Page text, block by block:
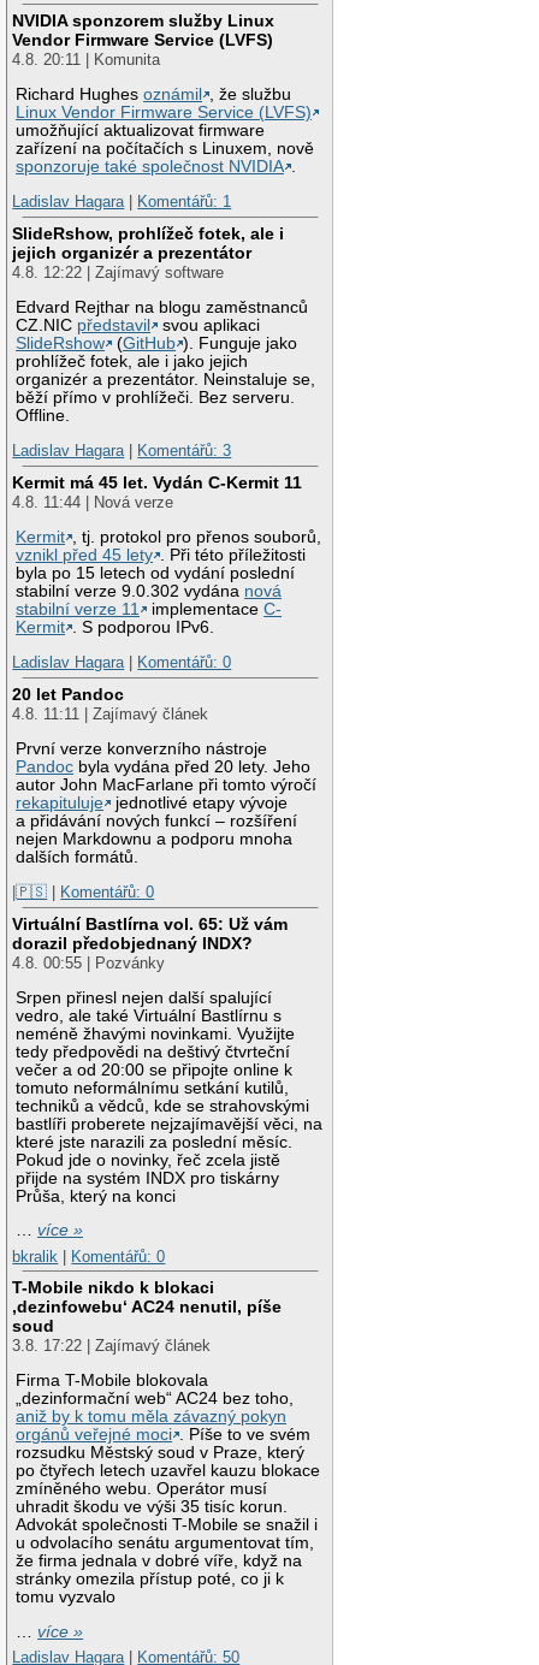
NVIDIA sponzorem služby Linux
Vendor Firmware Service (LVFS)
4.8. 20:11 | Komunita
Richard Hughesoznámil
, že službu
Linux Vendor Firmware Service (LVFS)
umožňující aktualizovat firmware
zařízení na počítačích s Linuxem, nově
sponzoruje také společnost NVIDIA
Ladislav Hagara| Komentářů: 1
SlideRshow, prohlížeč fotek, ale i
jejich organizér a prezentátor
4.8. 12:22 | Zajímavý software
Edvard Rejthar na blogu zaměstnanců
CZ.NIC představil
svou aplikaci
SlideRshow
(GitHub ). Funguje jako
prohlížeč fotek, ale i jako jejich
organizér a prezentátor. Neinstaluje se,
běží přímo v prohlížeči. Bez serveru.
Offline.
Ladislav Hagara| Komentářů: 3
Kermit má 45 let. Vydán C-Kermit 11
4.8. 11:44 | Nová verze
Kermit
, tj. protokol pro přenos souborů,
vznikl před 45 lety
. Při této příležitosti
byla po 15 letech od vydání poslední
stabilní verze 9.0.302 vydána nová
stabilní verze 11
implementaceC-
Kermit
. S podporou IPv6.
Ladislav Hagara| Komentářů: 0
20 let Pandoc
4.8. 11:11 | Zajímavý článek
První verze konverzního nástroje
Pandoc byla vydána před 20 lety. Jeho
autor John MacFarlane při tomto výročí
rekapituluje
jednotlivé etapy vývoje
a přidávání nových funkcí – rozšíření
nejen Markdownu a podporu mnoha
dalších formátů.
|🇵🇸
Komentářů: 0
Virtuální Bastlírna vol. 65: Už vám
dorazil předobjednaný INDX?
4.8. 00:55 | Pozvánky
Srpen přinesl nejen další spalující
vedro, ale také Virtuální Bastlírnu s
neméně žhavými novinkami. Využijte
tedy předpovědi na deštivý čtvrteční
večer a od 20:00 se připojte online k
tomuto neformálnímu setkání kutilů,
techniků a vědců, kde se strahovskými
bastlíři proberete nejzajímavější věci, na
které jste narazili za poslední měsíc.
Pokud jde o novinky, řeč zcela jistě
přijde na systém INDX pro tiskárny
Průša, který na konci
…více »
bkralik | Komentářů: 0
T-Mobile nikdo k blokaci
‚dezinfowebu‘ AC24 nenutil, píše
soud
3.8. 17:22 | Zajímavý článek
Firma T-Mobile blokovala
„dezinformační web“ AC24 bez toho,
aniž by k tomu měla závazný pokyn
orgánů veřejné moci
. Píše to ve svém
rozsudku Městský soud v Praze, který
po čtyřech letech uzavřel kauzu blokace
zmíněného webu. Operátor musí
uhradit škodu ve výši 35 tisíc korun.
Advokát společnosti T-Mobile se snažil i
u odvolacího senátu argumentovat tím,
že firma jednala v dobré víře, když na
stránky omezila přístup poté, co ji k
tomu vyzvalo
…více »
Ladislav Hagara| Komentářů: 50